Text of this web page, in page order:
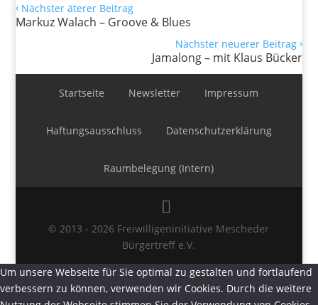
‹ Nächster äterer Beitrag
Markuz Walach – Groove & Blues
Nächster neuerer Beitrag ›
Jamalong – mit Klaus Bücker
Startseite Newsletter Impressum
Haftungsausschluss Datenschutzerklärung
Raumbelegung (Intern)
© 2013 - 2026 Freiwilligeninitiative Mescheder
Bürgertreff e.V.
Um unsere Webseite für Sie optimal zu gestalten und fortlaufend
verbessern zu können, verwenden wir Cookies. Durch die weitere